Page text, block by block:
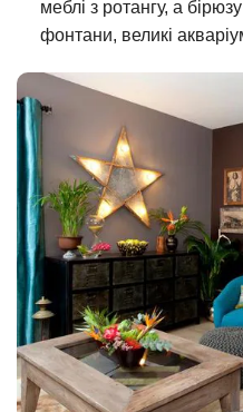
меблі з ротангу, а
фонтани, великі